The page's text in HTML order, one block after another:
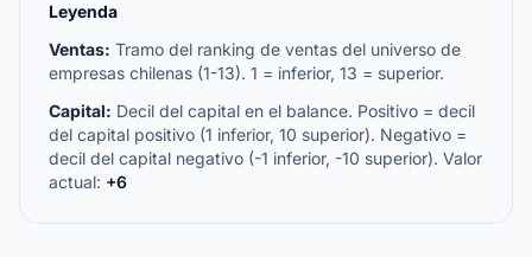
Leyenda
Ventas: Tramo del ranking de ventas del universo de
empresas chilenas (1-13). 1 = inferior, 13 = superior.
Capital: Decil del capital en el balance. Positivo = decil
del capital positivo (1 inferior, 10 superior). Negativo =
decil del capital negativo (-1 inferior, -10 superior). Valor
actual: +6